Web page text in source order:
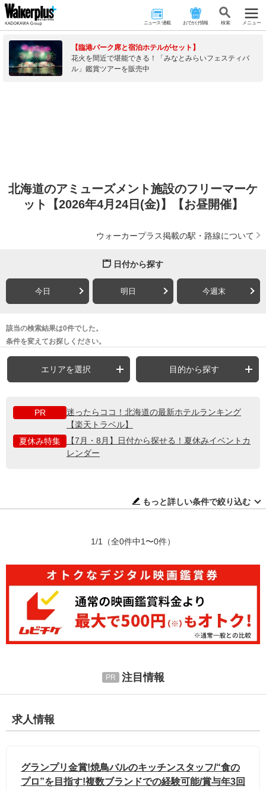
ニュース･連載 おでかけ情報 検 索 メニュー
【臨港パーク席と宿泊ホテルがセット】
花火を間近で堪能できる！「みなとみらいフェスティバ
ル」鑑賞ツアーを販売中
北海道のアミューズメント施設のフリーマーケ
ット【2026年4月24日(金)】【お昼開催】
ウォーカープラス掲載の駅・路線について
日付から探す
今日 明日 今週末
該当の検索結果は0件でした。
条件を変えてお探しください。
エリアを選択 目的から探す
PR
迷ったらココ！北海道の最新ホテルランキング
【楽天トラベル】
夏休み特集
【7月・8月】日付から探せる！夏休みイベントカ
レンダー
もっと詳しい条件で絞り込む
1/1 （全0件中1〜0件）
注目情報
求人情報
グランプリ金賞!焼鳥バルのキッチンスタッフ/“食の
プロ”を目指す!複数ブランドでの経験可能/賞与年3回